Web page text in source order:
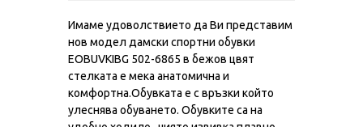
Имаме удоволствието да Ви представим
нов модел дамски спортни обувки
EOBUVKIBG 502-6865 в бежов цвят
стелката е мека анатомична и
комфортна.Обувката е с връзки който
улеснява обуването. Обувките са на